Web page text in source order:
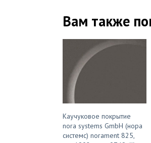
Вам также
Каучуковое покрытие
nora systems GmbH (нора
системс) norament 825,